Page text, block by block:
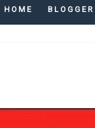
HOME BLOGGER